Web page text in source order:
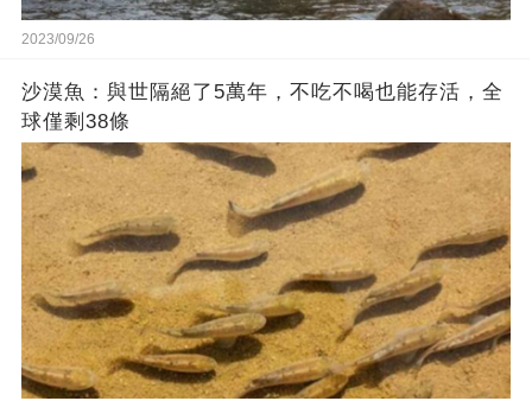
2023/09/26
沙漠魚：與世隔絕了5萬年，不吃不喝也能存活，全
球僅剩38條